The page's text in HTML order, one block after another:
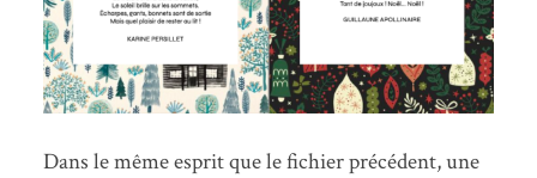
Dans le même esprit que le fichier précédent, une